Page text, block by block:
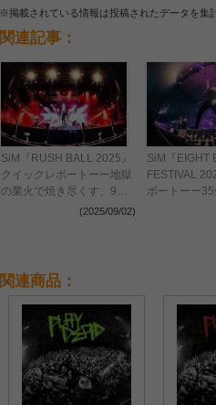
※掲載されている情報は投稿されたデータを集
関連記事：
SiM『RUSH BALL 2025』
クイックレポートーー地獄
の業火で焼き尽くす、9年
ぶりの大トリで魅せた圧巻
(2025/09/02)
SiM『EIGHT
FESTIVAL
ポートーー35
ステージで
関連商品：